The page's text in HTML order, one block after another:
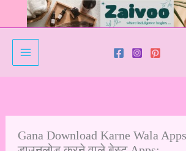
Gana Download Karne Wala Apps